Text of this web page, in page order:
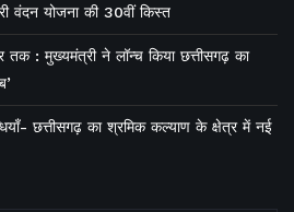
वंदन योजना की 30वीं किस्त
तक : मुख्यमंत्री ने लॉन्च किया छत्तीसगढ़ का
छत्तीसगढ़ का श्रमिक कल्याण के क्षेत्र में नई